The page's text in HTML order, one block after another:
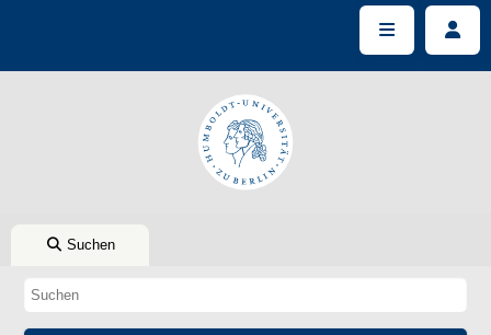
Suchen